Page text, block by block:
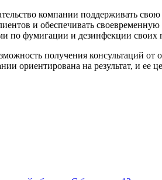
компании поддерживать
и обеспечивать
по фумигации и дезинфекции
получения консультаций
ориентирована на результат, и ее